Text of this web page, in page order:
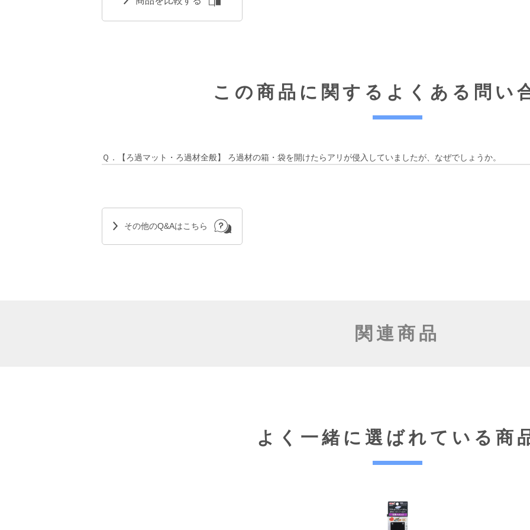
この商品に関する よくある問い
Ｑ．【ろ過マット・ろ過材全般】 ろ過材の箱・袋を開けたらアリが侵入していましたが、なぜでしょうか。
その他のQ&Aはこちら
関連商品
よく一緒に選ばれている商